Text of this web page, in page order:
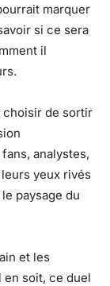
marquer
si ce sera
il
choisir de sortir
analystes,
yeux rivés
paysage du
et les
en soit, ce duel